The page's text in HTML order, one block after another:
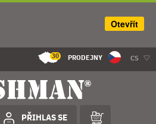
30 PRODEJNY CS
PŘIHLAS SE
Otevřít